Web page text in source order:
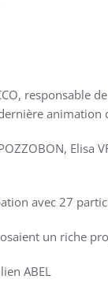
responsable
animation
Elisa
avec 27
un riche
ABEL